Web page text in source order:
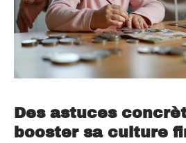
Des astuces
booster sa culture